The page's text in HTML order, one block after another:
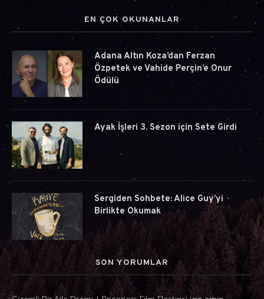
EN ÇOK OKUNANLAR
Adana Altın Koza’dan Ferzan
Özpetek ve Vahide Perçin’e Onur
Ödülü
Ayak İşleri 3. Sezon için Sete Girdi
Sergiden Sohbete: Alice Guy’yi
Birlikte Okumak
SON YORUMLAR